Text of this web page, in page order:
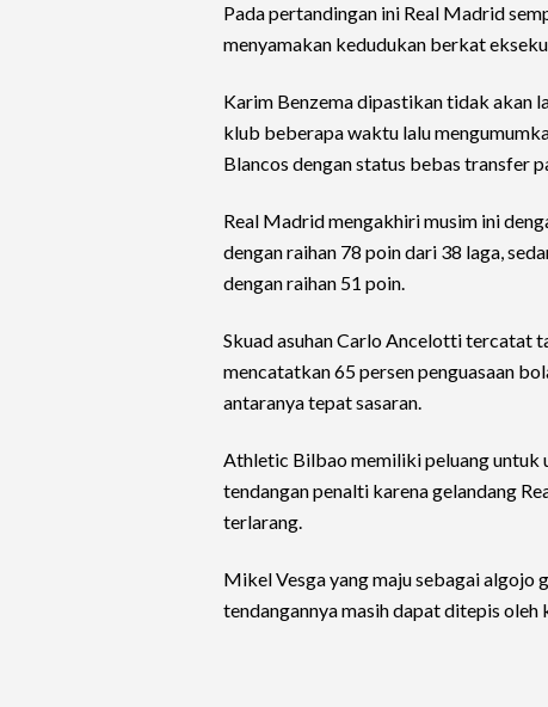
Pada pertandingan ini Real Madrid
menyamakan kedudukan berkat
Karim Benzema dipastikan tidak akan
klub beberapa waktu lalu
Blancos dengan status bebas transfer
Real Madrid mengakhiri musim ini
dengan raihan 78 poin dari 38 laga,
dengan raihan 51 poin.
Skuad asuhan Carlo Ancelotti tercatat
mencatatkan 65 persen penguasaan
antaranya tepat sasaran.
Athletic Bilbao memiliki peluang untuk
tendangan penalti karena gelandang
terlarang.
Mikel Vesga yang maju sebagai algojo
tendangannya masih dapat ditepis